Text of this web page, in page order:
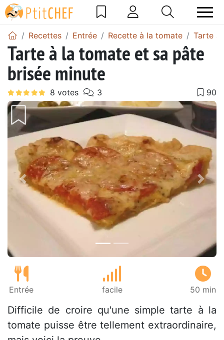
Recettes Entrée Recette à la tomate Tarte à
Tarte à la tomate et sa pâte
brisée minute
Précédent
Entrée facile 50 min
Difficile de croire qu'une simple tarte à la
tomate puisse être tellement extraordinaire,